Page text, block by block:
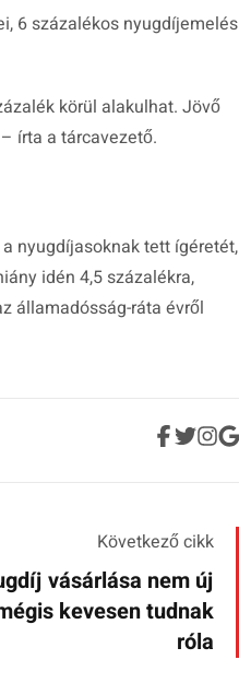
6 százalékos nyugdíjemelés
körül alakulhat. Jövő
írta a tárcavezető.
nyugdíjasoknak tett ígéretét,
idén 4,5 százalékra,
államadósság-ráta évről
Következő cikk
vásárlása nem új
kevesen tudnak
róla